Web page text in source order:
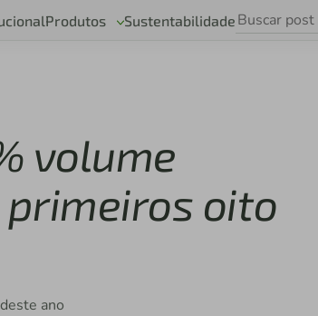
Produtos Sustentabilidade
volume
oito
ano